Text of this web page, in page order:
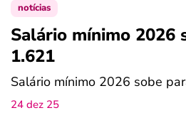
notícias
Salário mínimo 2026
1.621
Salário mínimo 2026 sobe
24 dez 25